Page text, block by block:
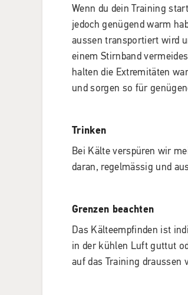
Wenn du dein Training
jedoch genügend warm
aussen transportiert wird
einem Stirnband
halten die Extremitäten
und sorgen so für
Trinken
Bei Kälte verspüren wir
daran, regelmässig und
Grenzen beachten
Das Kälteempfinden ist
in der kühlen Luft guttut
auf das Training draussen